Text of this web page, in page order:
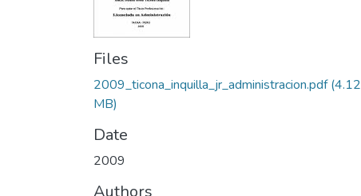
Files
2009_ticona_inquilla_jr_administracion.pdf(4.12
MB)
Date
2009
Authors